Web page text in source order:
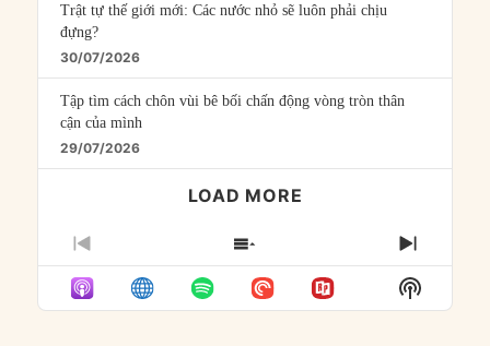
Trật tự thế giới mới: Các nước nhỏ sẽ luôn phải chịu
đựng?
30/07/2026
Tập tìm cách chôn vùi bê bối chấn động vòng tròn thân
cận của mình
29/07/2026
LOAD MORE
PREVIOUS
EPISODE
SHOW
EPISODES
LIST
NEXT
Show
Podcast